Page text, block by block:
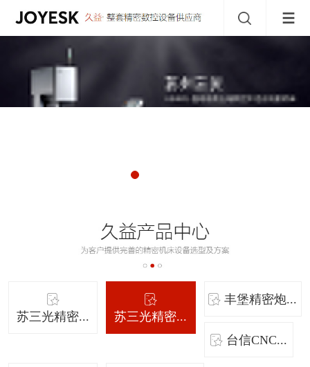
苏三光精密... 苏三光精密...
丰堡精密炮...
台信CNC...